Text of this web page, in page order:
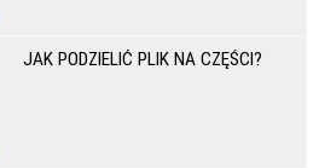
JAK PODZIELIĆ PLIK NA CZĘŚCI?